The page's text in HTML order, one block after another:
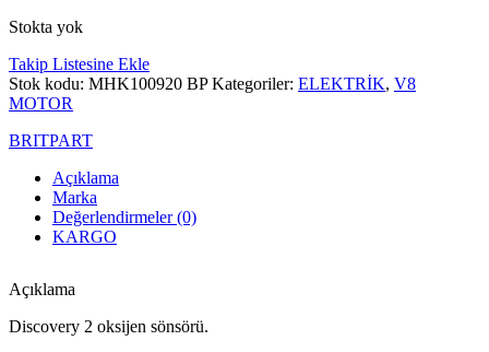
Stokta yok
Takip Listesine Ekle
Stok kodu: MHK100920 BPKategoriler: ELEKTRİK, V8
MOTOR
BRITPART
Açıklama
Marka
Değerlendirmeler (0)
KARGO
Açıklama
Discovery 2 oksijen sönsörü.